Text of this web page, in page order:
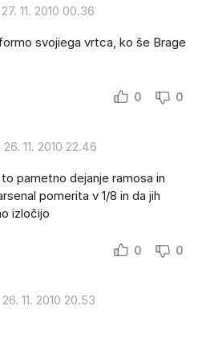
27. 11. 2010 00.36
svojiega vrtca, ko še Brage
0 0
26. 11. 2010 22.46
pametno dejanje ramosa in
pomerita v 1/8 in da jih
izločijo
0 0
26. 11. 2010 20.53